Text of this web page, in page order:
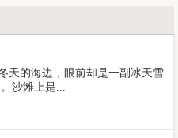
天的海边，眼前却是一副冰天雪
沙滩上是...